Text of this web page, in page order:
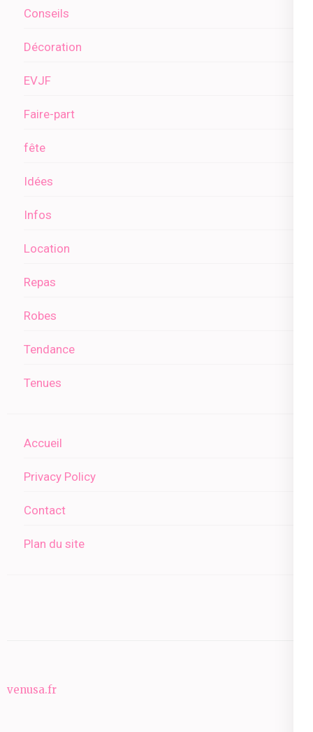
Conseils
Décoration
EVJF
Faire-part
fête
Idées
Infos
Location
Repas
Robes
Tendance
Tenues
Accueil
Privacy Policy
Contact
Plan du site
venusa.fr